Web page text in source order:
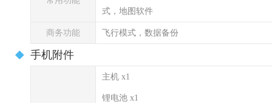
式，地图软件
商务功能 飞行模式，数据备份
手机附件
主机 x1
锂电池 x1